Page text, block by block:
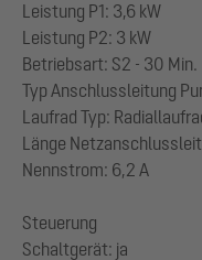
Leistung P1: 3,6 kW
Leistung P2: 3 kW
Betriebsart: S2 - 30 Min.
Typ Anschlussleitung
Laufrad Typ:
Länge
Nennstrom: 6,2 A
Steuerung
Schaltgerät: ja